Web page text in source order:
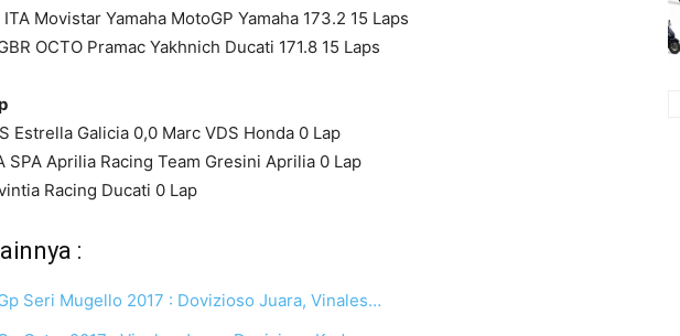
Movistar Yamaha MotoGP Yamaha 173.2 15 Laps
OCTO Pramac Yakhnich Ducati 171.8 15 Laps
Estrella Galicia 0,0 Marc VDS Honda 0 Lap
SPA Aprilia Racing Team Gresini Aprilia 0 Lap
Racing Ducati 0 Lap
:
Seri Mugello 2017 : Dovizioso Juara, Vinales…